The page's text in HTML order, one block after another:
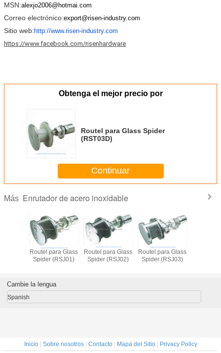
MSN:alexjo2006@hotmai.com
Correo electrónico:export@risen-industry.com
Sitio web:http://www.risen-industry.com
https://www.facebook.com/risenhardware
Obtenga el mejor precio por
Routel para Glass Spider
(RST03D)
Continuar
Más Enrutador de acero inoxidable
Routel para Glass
Spider (RSJ01)
Routel para Glass
Spider (RSJ02)
Routel para Glass
Spider (RSJ03)
Cambie la lengua
Spanish
Inicio| Sobre nosotros| Contacto| Mapa del Sitio| Privacy Policy